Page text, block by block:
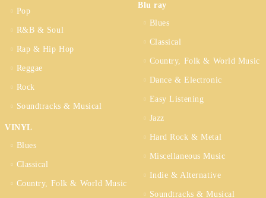
Pop
R&B & Soul
Rap & Hip Hop
Reggae
Rock
Soundtracks & Musical
VINYL
Blues
Classical
Country, Folk & World Music
Blu ray
Blues
Classical
Country, Folk & World Music
Dance & Electronic
Easy Listening
Jazz
Hard Rock & Metal
Miscellaneous Music
Indie & Alternative
Soundtracks & Musical